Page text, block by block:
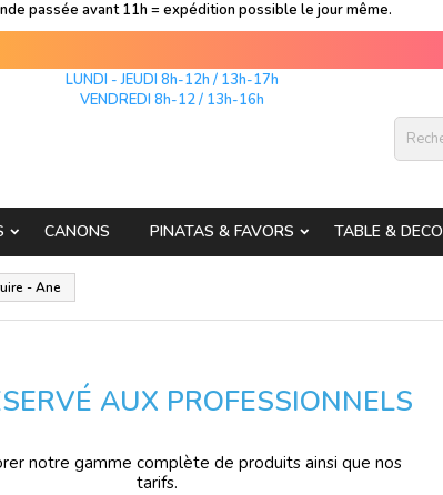
passée avant 11h = expédition possible le jour même.
LUNDI - JEUDI 8h-12h / 13h-17h
VENDREDI 8h-12 / 13h-16h
CANONS PINATAS & FAVORS TABLE & DECO
- Ane
AUX PROFESSIONNELS
notre gamme complète de produits ainsi que nos
tarifs.